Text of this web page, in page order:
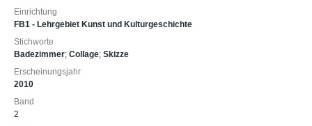
Einrichtung
FB1 - Lehrgebiet Kunst und Kulturgeschichte
Stichworte
Badezimmer; Collage; Skizze
Erscheinungsjahr
2010
Band
2